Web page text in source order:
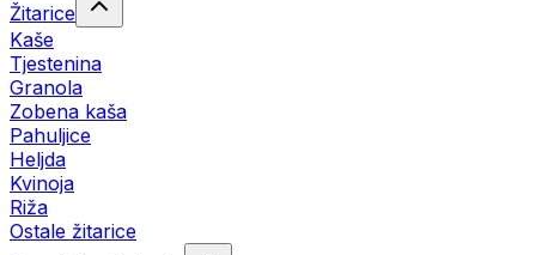
Žitarice
Kaše
Tjestenina
Granola
Zobena kaša
Pahuljice
Heljda
Kvinoja
Riža
Ostale žitarice